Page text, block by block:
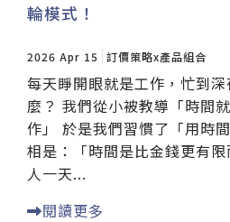
輪模式！
2026 Apr 15 訂價策略x產品組合
每天睜開眼就是工作，忙到
麼？ 我們從小被教導「時間
作」 於是我們習慣了「用時
相是：「時間是比金錢更有
人一天...
閱讀更多